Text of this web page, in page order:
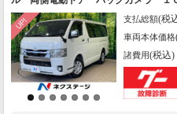
禁煙車 コーナーセンサー スマー
５インチアルミ オートハイビーム
支払総額(税
車両本体価格
諸費用(税込)